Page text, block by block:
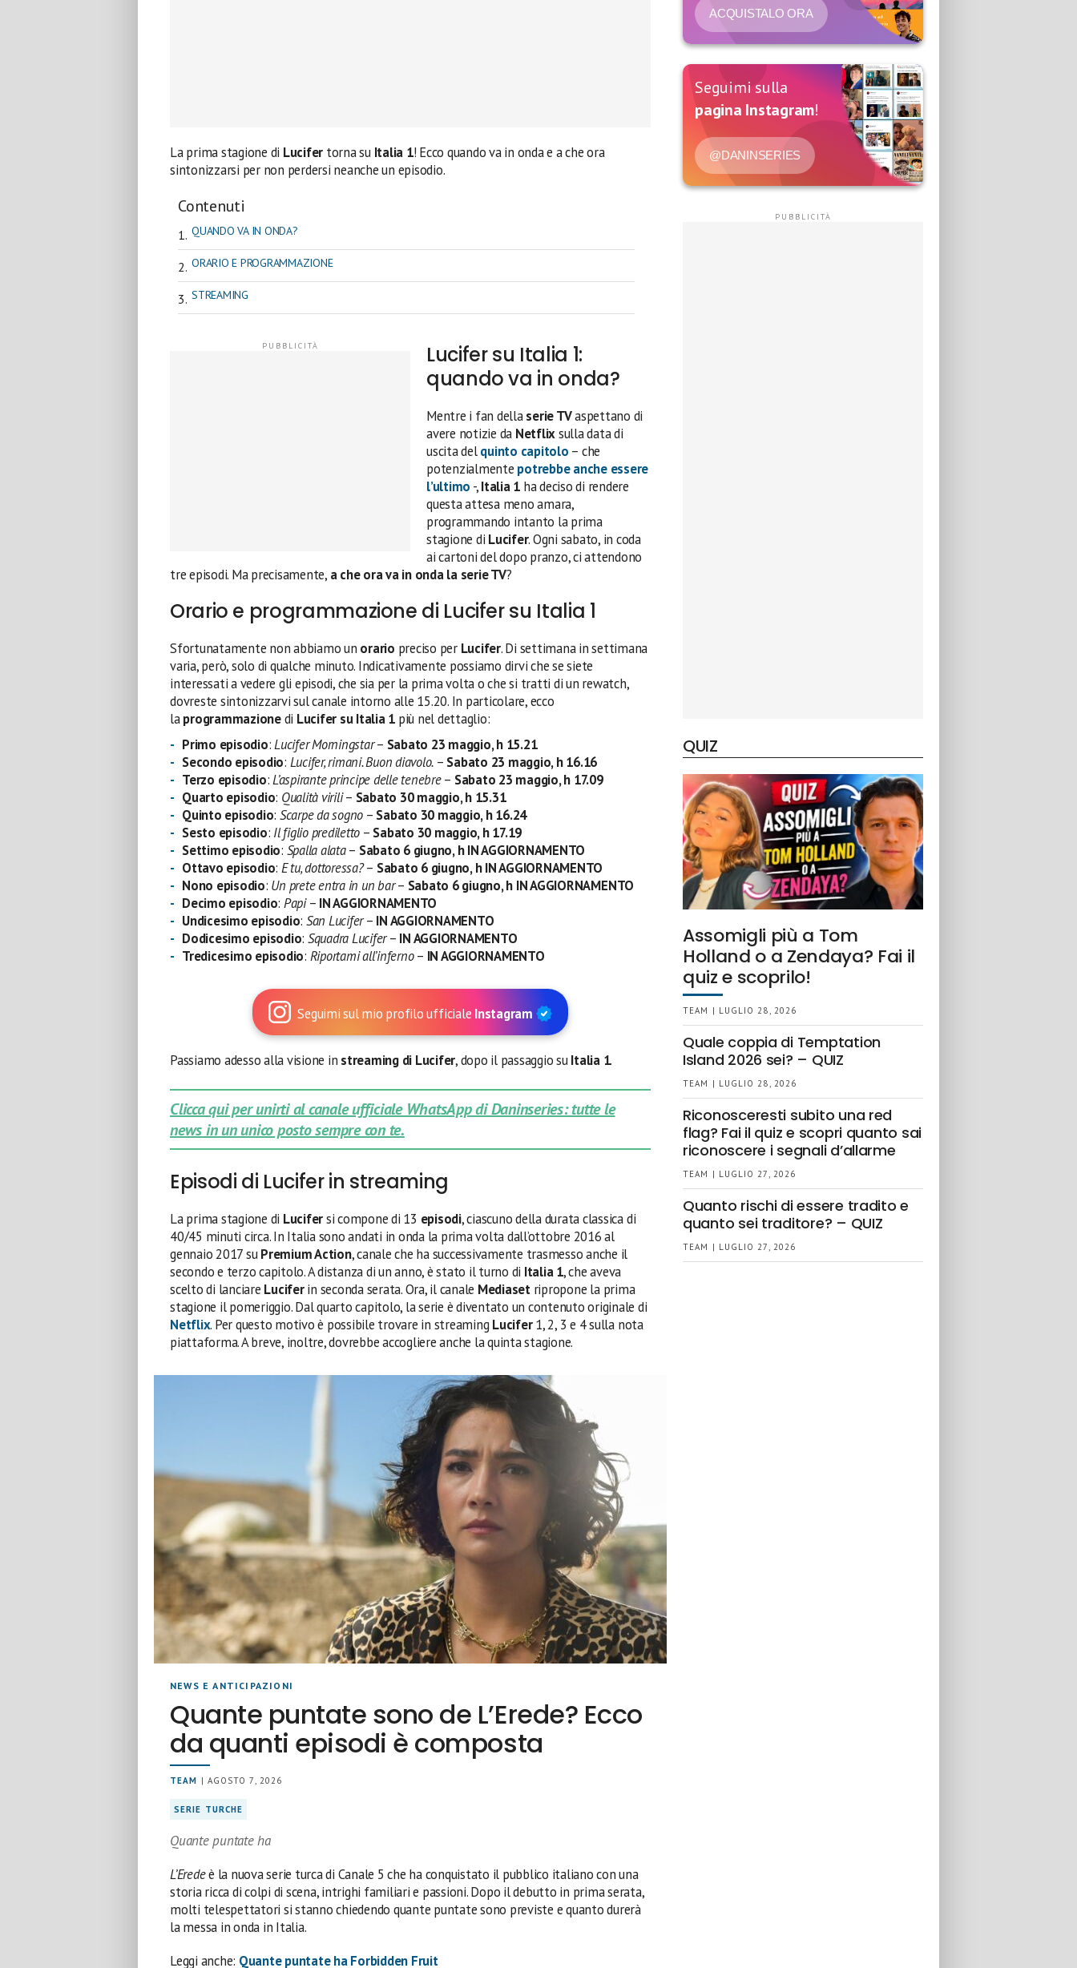
La prima stagione di Lucifer torna su Italia 1! Ecco quando va in onda e a che ora
sintonizzarsi per non perdersi neanche un episodio.
Contenuti
QUANDO VA IN ONDA?
ORARIO E PROGRAMMAZIONE
STREAMING
Lucifer su Italia 1:
quando va in onda?
Mentre i fan dellaserie TVaspettano di
avere notizie da Netflixsulla data di
uscita delquinto capitolo – che
potenzialmente potrebbe anche essere
l’ultimo -,Italia 1 ha deciso di rendere
questa attesa meno amara,
programmando intanto la prima
stagione di Lucifer. Ogni sabato, in coda
ai cartoni del dopo pranzo, ci attendono
tre episodi. Ma precisamente, a che ora va in onda la serie TV?
Orario e programmazione di Lucifer su Italia 1
Sfortunatamente non abbiamo un orario preciso per Lucifer. Di settimana in settimana
varia, però, solo di qualche minuto. Indicativamente possiamo dirvi che se siete
interessati a vedere gli episodi, che sia per la prima volta o che si tratti di un rewatch,
dovreste sintonizzarvi sul canale intorno alle 15.20. In particolare, ecco
laprogrammazionedi Lucifer su Italia 1 più nel dettaglio:
Primo episodio:Lucifer Morningstar– Sabato 23 maggio, h 15.21
Secondo episodio: Lucifer, rimani. Buon diavolo. – Sabato 23 maggio, h 16.16
Terzo episodio:L’aspirante principe delle tenebre– Sabato 23 maggio, h 17.09
Quarto episodio: Qualità virili– Sabato 30 maggio, h 15.31
Quinto episodio: Scarpe da sogno – Sabato 30 maggio, h 16.24
Sesto episodio: Il figlio prediletto – Sabato 30 maggio, h 17.19
Settimo episodio: Spalla alata– Sabato 6 giugno, h IN AGGIORNAMENTO
Ottavo episodio: E tu, dottoressa?– Sabato 6 giugno, hIN AGGIORNAMENTO
Nono episodio: Un prete entra in un bar– Sabato 6 giugno, h IN AGGIORNAMENTO
Decimo episodio: Papi– IN AGGIORNAMENTO
Undicesimo episodio: San Lucifer– IN AGGIORNAMENTO
Dodicesimo episodio: Squadra Lucifer– IN AGGIORNAMENTO
Tredicesimo episodio: Riportami all’inferno– IN AGGIORNAMENTO
Seguimi sul mio profilo ufficiale Instagram
Passiamo adesso alla visione in streaming di Lucifer, dopo il passaggio suItalia 1.
Clicca qui per unirti al canale ufficiale WhatsApp di Daninseries: tutte le
news in un unico posto sempre con te.
Episodi di Lucifer in streaming
La prima stagione di Lucifersi compone di 13 episodi, ciascuno della durata classica di
40/45 minuti circa. In Italia sono andati in onda la prima volta dall’ottobre 2016 al
gennaio 2017 suPremium Action, canale che ha successivamente trasmesso anche il
secondo e terzo capitolo. A distanza di un anno, è stato il turno di Italia 1, che aveva
scelto di lanciare Luciferin seconda serata. Ora, il canale Mediasetripropone la prima
stagione il pomeriggio. Dal quarto capitolo, la serie è diventato un contenuto originale di
Netflix. Per questo motivo è possibile trovare in streaming Lucifer1, 2, 3 e 4 sulla nota
piattaforma. A breve, inoltre, dovrebbe accogliere anche la quinta stagione.
NEWS E ANTICIPAZIONI
Quante puntate sono de L’Erede? Ecco
da quanti episodi è composta
TEAM | AGOSTO 7, 2026
SERIE TURCHE
Quante puntate ha
L’Eredeè la nuova serie turca di Canale 5 che ha conquistato il pubblico italiano con una
storia ricca di colpi di scena, intrighi familiari e passioni. Dopo il debutto in prima serata,
molti telespettatori si stanno chiedendo quante puntate sono previste e quanto durerà
la messa in onda in Italia.
Leggi anche: Quante puntate ha Forbidden Fruit
ACQUISTALO ORA
Seguimi sulla
pagina Instagram!
@DANINSERIES
QUIZ
Assomigli più a Tom
Holland o a Zendaya? Fai il
quiz e scoprilo!
TEAM | LUGLIO 28, 2026
Quale coppia di Temptation
Island 2026 sei? – QUIZ
TEAM | LUGLIO 28, 2026
Riconosceresti subito una red
flag? Fai il quiz e scopri quanto sai
riconoscere i segnali d’allarme
TEAM | LUGLIO 27, 2026
Quanto rischi di essere tradito e
quanto sei traditore? – QUIZ
TEAM | LUGLIO 27, 2026